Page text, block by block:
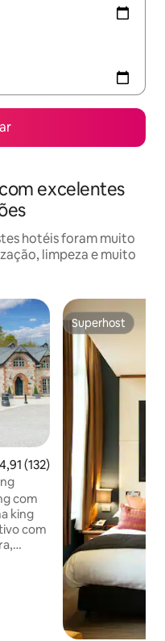
excelentes
hotéis foram muito
limpeza e muito
de uma avaliação média de
4,91 (132)
com
king
com
Superhost
Superhost